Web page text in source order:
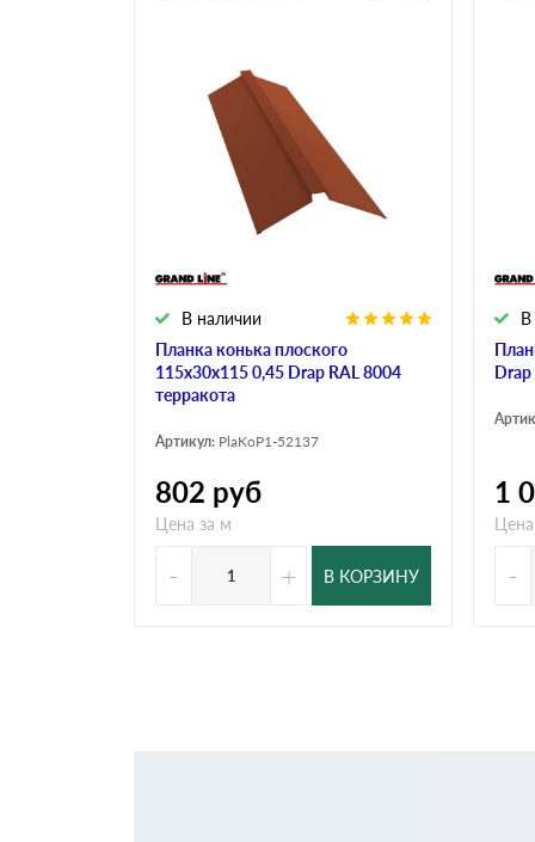
Планка конька плоского
115х30х115 0,45 Drap RAL 8004
терракота
В наличии
Артикул: PlaKoP1-52137
802 руб
Цена за м
- + В КОРЗИНУ
Drap
В
1
-